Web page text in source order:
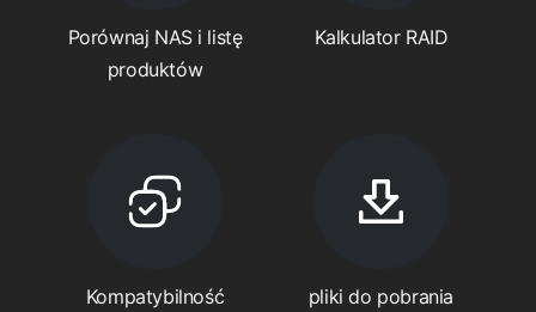
Porównaj NAS i listę
produktów
Kalkulator RAID
Kompatybilność pliki do pobrania